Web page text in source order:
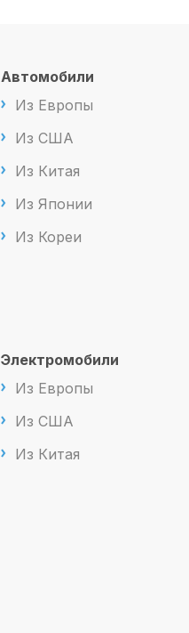
Автомобили
Из Европы
Из США
Из Китая
Из Японии
Из Кореи
Электромобили
Из Европы
Из США
Из Китая